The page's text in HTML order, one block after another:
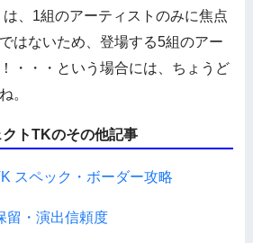
は、1組のアーティストのみに焦点
はないため、登場する5組のアー
・・・という場合には、ちょうど
。
トTKのその他記事
スペック・ボーダー攻略
留・演出信頼度